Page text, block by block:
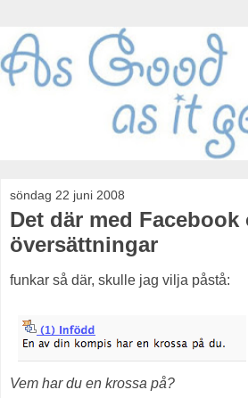
söndag 22 juni 2008
Det där med Facebook
översättningar
funkar så där, skulle jag vilja påstå:
Vem har du en krossa på?